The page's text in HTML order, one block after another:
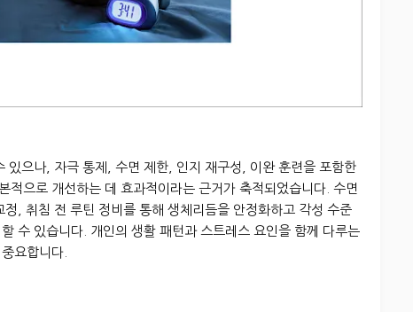
있으나, 자극 통제, 수면 제한, 인지 재구성, 이완 훈련을 포함한
적으로 개선하는 데 효과적이라는 근거가 축적되었습니다. 수면
, 취침 전 루틴 정비를 통해 생체리듬을 안정화하고 각성 수준
수 있습니다. 개인의 생활 패턴과 스트레스 요인을 함께 다루는
요합니다.